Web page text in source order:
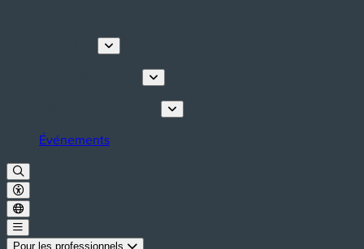
Événements
Pour les professionnels